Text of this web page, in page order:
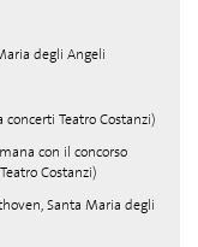
degli Angeli
Teatro Costanzi)
con il concorso
Costanzi)
Santa Maria degli